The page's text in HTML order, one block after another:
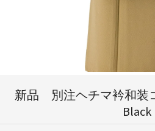
新品 別注ヘチマ衿和
Black